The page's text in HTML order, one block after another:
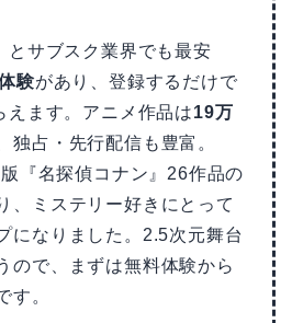
とサブスク業界でも最安
験があり、登録するだけで
えます。アニメ作品は19万
独占・先行配信も豊富。
『名探偵コナン』26作品の
、ミステリー好きにとって
になりました。2.5次元舞台
ので、まずは無料体験から
す。